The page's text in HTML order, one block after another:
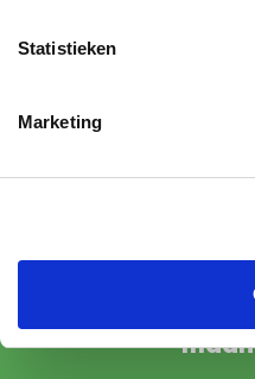
Statistieken
Marketing
Hoe langt
Lyric te
batterij leeg is?
Probeer het